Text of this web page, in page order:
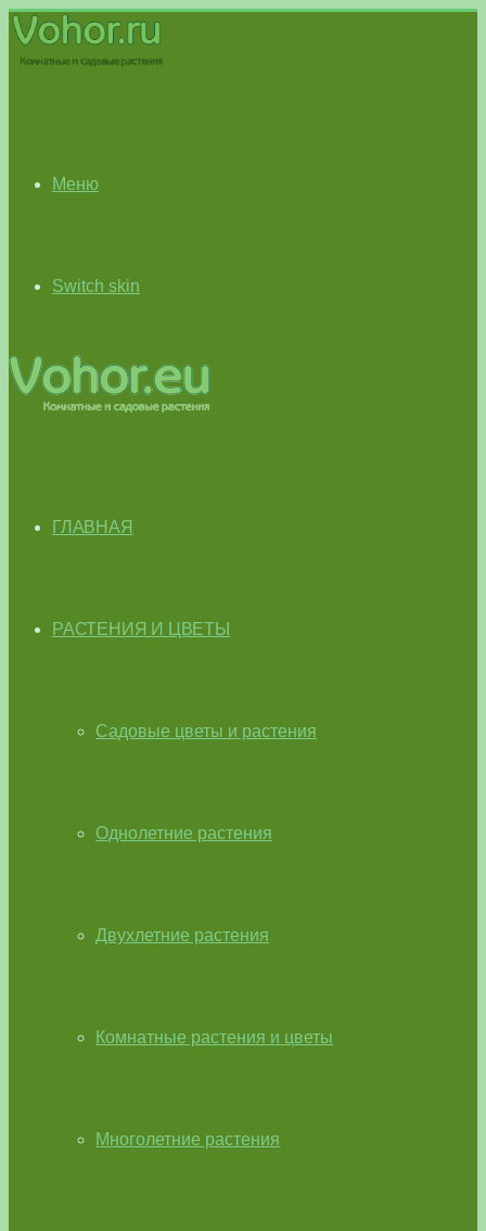
Меню
Switch skin
ГЛАВНАЯ
РАСТЕНИЯ И ЦВЕТЫ
Садовые цветы и растения
Однолетние растения
Двухлетние растения
Комнатные растения и цветы
Многолетние растения